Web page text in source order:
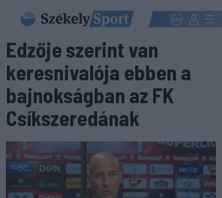
Edzője szerint van
keresnivalója ebben a
bajnokságban az FK
Csíkszeredának